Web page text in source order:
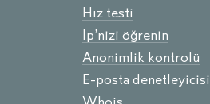
Hız testi
Ip’nizi öğrenin
Anonimlik kontrolü
E-posta denetleyicisi